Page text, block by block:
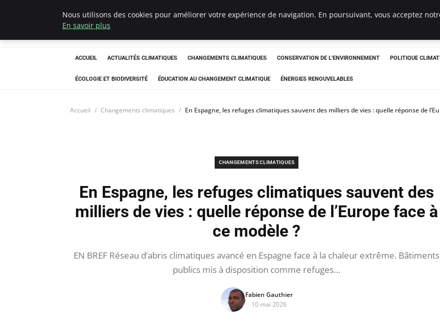
Climatedebtagents
ACCUEIL ACTUALITÉS CLIMATIQUES CHANGEMENTS CLIMATIQUES CONSERVATION DE L'ENVIRONNEMENT POLITIQUE
ÉCOLOGIE ET BIODIVERSITÉ ÉDUCATION AU CHANGEMENT CLIMATIQUE ÉNERGIES RENOUVELABLES
Accueil Changements climatiques En Espagne, les refuges climatiques sauvent des milliers de vies : quelle réponse de
CHANGEMENTS CLIMATIQUES
En Espagne, les refuges climatiques sauvent des
milliers de vies : quelle réponse de l’Europe face à
ce modèle ?
EN BREF Réseau d’abris climatiques avancé en Espagne face à la chaleur extrême. Bâtiments
publics mis à disposition comme refuges…
Fabien Gauthier
10 mai 2026
Nous utilisons des cookies pour améliorer votre expérience de navigation. En poursuivant, vous acceptez
En savoir plus